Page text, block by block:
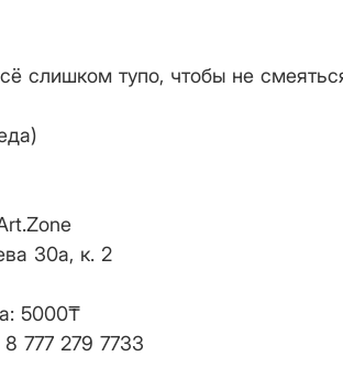
слишком тупо, чтобы не
30а, к. 2
5000₸
777 279 7733